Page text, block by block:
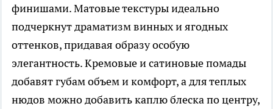
финишами. Матовые текстуры идеально
подчеркнут драматизм винных и ягодных
оттенков, придавая образу особую
элегантность. Кремовые и сатиновые помады
добавят губам объем и комфорт, а для теплых
нюдов можно добавить каплю блеска по центру,